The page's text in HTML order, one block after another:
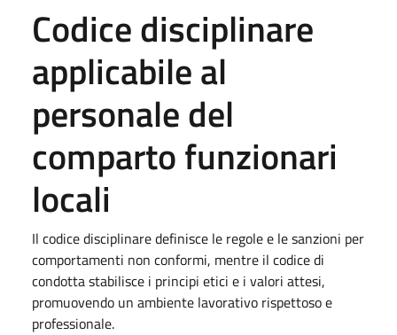
Codice disciplinare
applicabile al
personale del
comparto funzionari
locali
Il codice disciplinare definisce le regole e le sanzioni per
comportamenti non conformi, mentre il codice di
condotta stabilisce i principi etici e i valori attesi,
promuovendo un ambiente lavorativo rispettoso e
professionale.